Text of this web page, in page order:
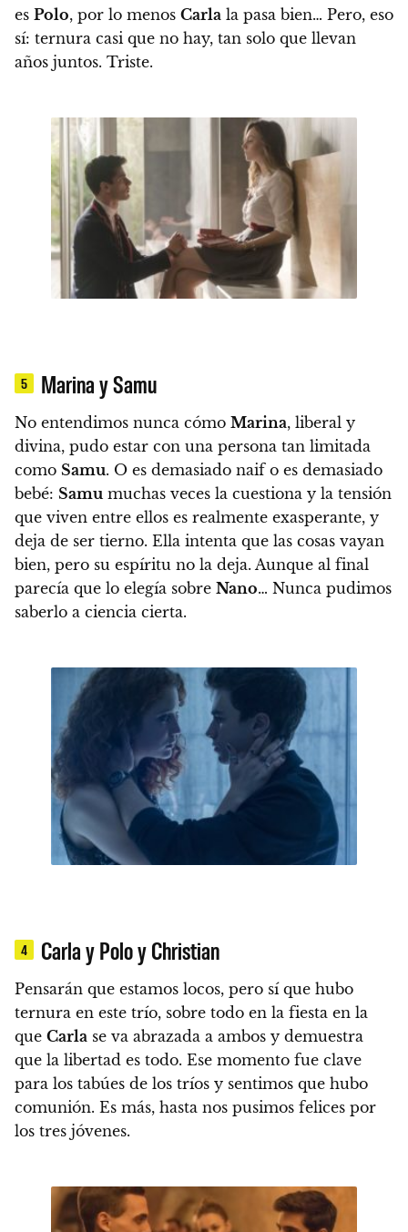
es Polo, por lo menos Carla la pasa bien… Pero, eso
sí: ternura casi que no hay, tan solo que llevan
años juntos. Triste.
5 Marina y Samu
No entendimos nunca cómo Marina, liberal y
divina, pudo estar con una persona tan limitada
como Samu. O es demasiado naif o es demasiado
bebé: Samumuchas veces la cuestiona y la tensión
que viven entre ellos es realmente exasperante, y
deja de ser tierno. Ella intenta que las cosas vayan
bien, pero su espíritu no la deja. Aunque al final
parecía que lo elegía sobre Nano… Nunca pudimos
saberlo a ciencia cierta.
4 Carla y Polo y Christian
Pensarán que estamos locos, pero sí que hubo
ternura en este trío, sobre todo en la fiesta en la
que Carla se va abrazada a ambos y demuestra
que la libertad es todo. Ese momento fue clave
para los tabúes de los tríos y sentimos que hubo
comunión. Es más, hasta nos pusimos felices por
los tres jóvenes.